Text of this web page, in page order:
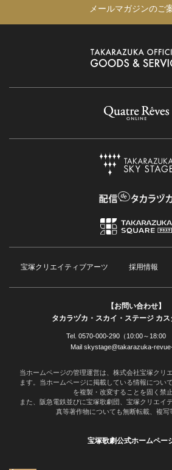
メールマガジンのご
宝塚クリエイティブアーツ 採用情報
【お問い合わせ】
タカラヅカ・スカイ・ステージ カ
Tel. 0570-000-290（10:00～18:00
Mail skystage@takarazuka-
当ホームページの管理運営は、株式会社宝塚クリ
ます。当ホームページに掲載している情報につい
を複製・改変することを固く禁止
また、阪急電鉄並びに宝塚歌劇団、宝塚クリエイ
真等著作物についても無断転載、複写
宝塚歌劇公式ホームペー